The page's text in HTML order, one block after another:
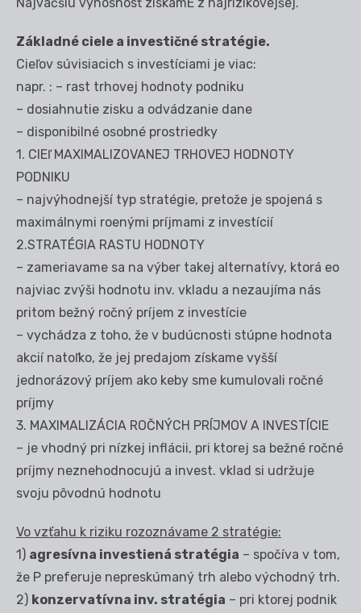
Základné ciele a investičné stratégie.
Cieľov súvisiacich s investíciami je viac:
napr. : – rast trhovej hodnoty podniku
– dosiahnutie zisku a odvádzanie dane
– disponibilné osobné prostriedky
1. CIEľ MAXIMALIZOVANEJ TRHOVEJ HODNOTY
PODNIKU
– najvýhodnejší typ stratégie, pretože je spojená s
maximálnymi roenými príjmami z investícií
2.STRATÉGIA RASTU HODNOTY
– zameriavame sa na výber takej alternatívy, ktorá eo
najviac zvýši hodnotu inv. vkladu a nezaujíma nás
pritom bežný ročný príjem z investície
– vychádza z toho, že v budúcnosti stúpne hodnota
akcií natoľko, že jej predajom získame vyšší
jednorázový príjem ako keby sme kumulovali ročné
príjmy
3. MAXIMALIZÁCIA ROČNÝCH PRÍJMOV A INVESTÍCIE
– je vhodný pri nízkej inflácii, pri ktorej sa bežné ročné
príjmy neznehodnocujú a invest. vklad si udržuje
svoju pôvodnú hodnotu
Vo vzťahu k riziku rozoznávame 2 stratégie:
1) agresívna investiená stratégia – spočíva v tom,
že P preferuje nepreskúmaný trh alebo východný trh.
2) konzervatívna inv. stratégia – pri ktorej podnik